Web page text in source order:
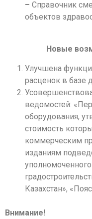
– Справочник
объектов
Новые
Улучшена
расценок в базе
ведомостей:
оборудования,
стоимость
коммерческим
изданиям
Казахстан»,
Внимание!